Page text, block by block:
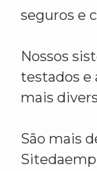
seguros e
Nossos
testados e
mais
São mais